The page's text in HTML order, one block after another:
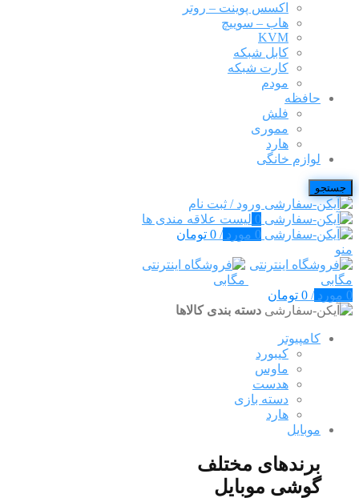
اکسس پوینت – روتر
هاب – سوییچ
KVM
کابل شبکه
کارت شبکه
مودم
حافظه
فلش
مموری
هارد
لوازم خانگی
جستجو
ورود / ثبت نام
0 لیست علاقه مندی ها
0 مورد /
0 تومان
منو
0 مورد /
0 تومان
دسته بندی کالاها
کامپیوتر
کیبورد
ماوس
هدست
دسته بازی
هارد
موبایل
برندهای مختلف
گوشی موبایل